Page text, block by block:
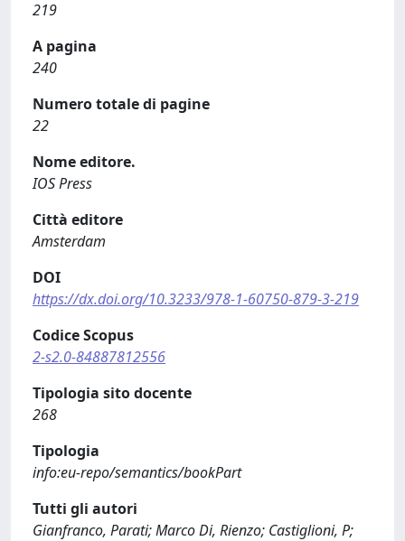
219
A pagina
240
Numero totale di pagine
22
Nome editore.
IOS Press
Città editore
Amsterdam
DOI
https://dx.doi.org/10.3233/978-1-60750-879-3-219
Codice Scopus
2-s2.0-84887812556
Tipologia sito docente
268
Tipologia
info:eu-repo/semantics/bookPart
Tutti gli autori
Gianfranco, Parati; Marco Di, Rienzo; Castiglioni, P;